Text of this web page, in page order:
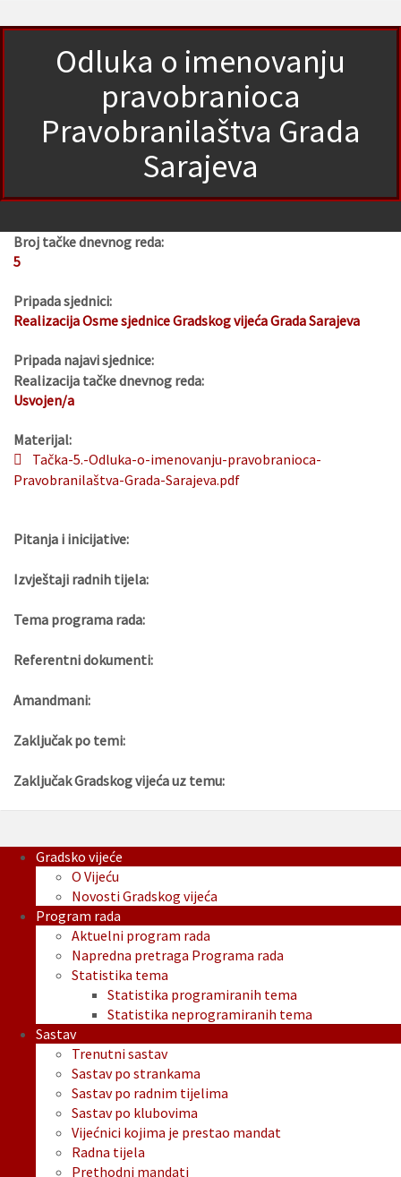
Odluka o imenovanju
pravobranioca
Pravobranilaštva Grada
Sarajeva
Broj tačke dnevnog reda:
5
Pripada sjednici:
Realizacija Osme sjednice Gradskog vijeća Grada Sarajeva
Pripada najavi sjednice:
Realizacija tačke dnevnog reda:
Usvojen/a
Materijal:
Tačka-5.-Odluka-o-imenovanju-pravobranioca-
Pravobranilaštva-Grada-Sarajeva.pdf
Pitanja i inicijative:
Izvještaji radnih tijela:
Tema programa rada:
Referentni dokumenti:
Amandmani:
Zaključak po temi:
Zaključak Gradskog vijeća uz temu:
Gradsko vijeće
O Vijeću
Novosti Gradskog vijeća
Program rada
Aktuelni program rada
Napredna pretraga Programa rada
Statistika tema
Statistika programiranih tema
Statistika neprogramiranih tema
Sastav
Trenutni sastav
Sastav po strankama
Sastav po radnim tijelima
Sastav po klubovima
Vijećnici kojima je prestao mandat
Radna tijela
Prethodni mandati